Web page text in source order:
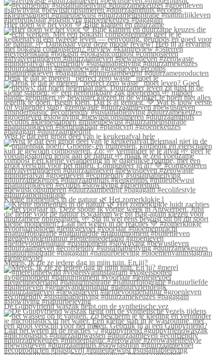
Hier doen we het voor 💚 Blije klanten én duurzame
Denk je dat je meteen “perfect zero waste” moet le
Wist je dat een groot deel van je keukenafval hele
Kleine momentjes in de natuur 🌿 Het zomerklokje l
Merels, ik zie ze iedere dag in mijn tuin. En jij?
De Guppyfriend waszak helpt om de synthetische vez